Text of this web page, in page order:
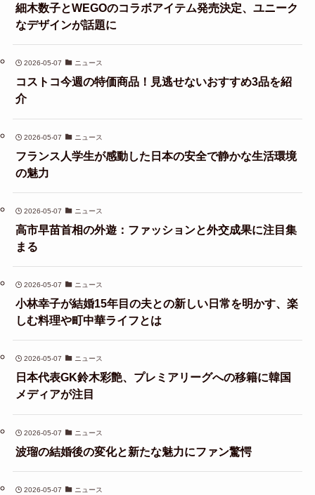
細木数子とWEGOのコラボアイテム発売決定、ユニーク
なデザインが話題に
2026-05-07 ニュース
コストコ今週の特価商品！見逃せないおすすめ3品を紹
介
2026-05-07 ニュース
フランス人学生が感動した日本の安全で静かな生活環境
の魅力
2026-05-07 ニュース
高市早苗首相の外遊：ファッションと外交成果に注目集
まる
2026-05-07 ニュース
小林幸子が結婚15年目の夫との新しい日常を明かす、楽
しむ料理や町中華ライフとは
2026-05-07 ニュース
日本代表GK鈴木彩艶、プレミアリーグへの移籍に韓国
メディアが注目
2026-05-07 ニュース
波瑠の結婚後の変化と新たな魅力にファン驚愕
2026-05-07 ニュース